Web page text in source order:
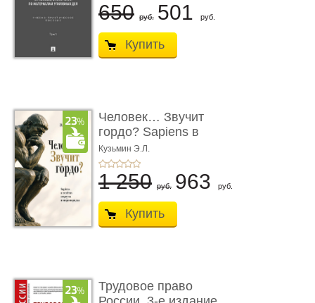
650 руб. 501 руб.
Купить
Человек… Звучит
гордо? Sapiens в
тенётах социума � ...
Кузьмин Э.Л.
1 250 руб. 963 руб.
Купить
Трудовое право